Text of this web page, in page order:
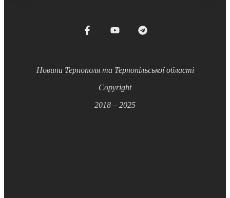
Новини Тернополя та Тернопільської області
Copyright
2018 – 2025